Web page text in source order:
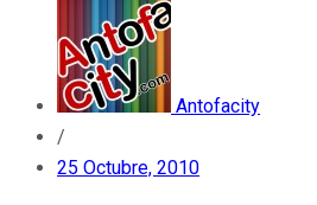
Antofacity
/
25 Octubre, 2010